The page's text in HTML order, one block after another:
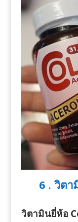
6 . วิต
วิตามินยี่ห้อ